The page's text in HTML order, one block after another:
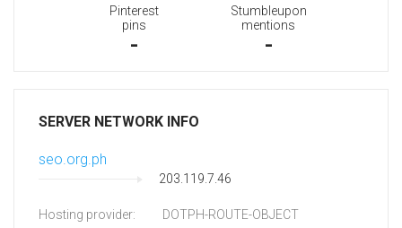
Pinterest
pins
-
Stumbleupon
mentions
-
SERVER NETWORK INFO
seo.org.ph
203.119.7.46
Hosting provider: DOTPH-ROUTE-OBJECT